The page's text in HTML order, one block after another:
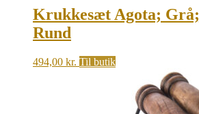
Krukkesæt Agota; Grå;
Rund
494,00 kr. Til butik